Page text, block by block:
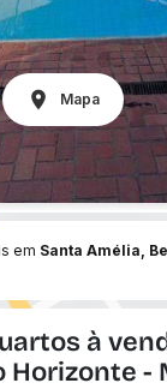
Mapa
em Santa Amélia,
à
Horizonte -